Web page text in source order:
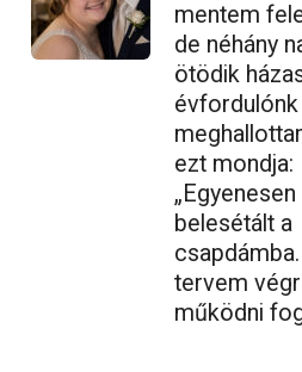
mentem
de néhány
ötödik
ezt mondja:
„Egyenesen
belesétált a
tervem
működni